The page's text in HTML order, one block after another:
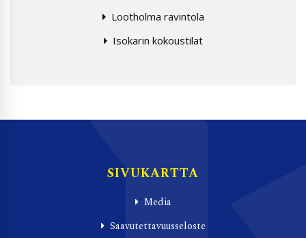
Lootholma ravintola
Isokarin kokoustilat
SIVUKARTTA
Media
Saavutettavuusseloste